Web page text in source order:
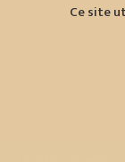
Ce site